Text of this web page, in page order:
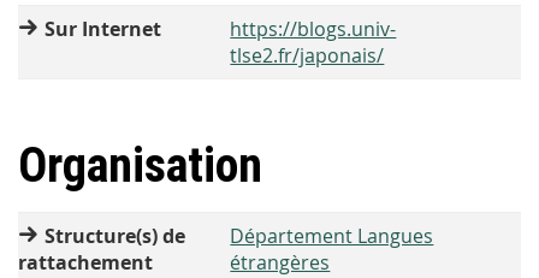
Sur Internet
https://blogs.univ-
tlse2.fr/japonais/
Organisation
Structure(s) de
rattachement
Département Langues
étrangères